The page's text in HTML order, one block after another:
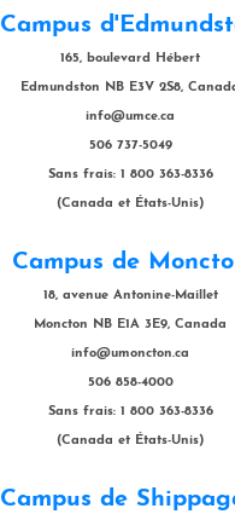
Campus
165, boulevard Hébert
Edmundston NB E3V 2S8,
info@umce.ca
506 737-5049
Sans frais: 1 800 363-8336
(Canada et États-Unis)
Campus de
18, avenue Antonine-Maillet
Moncton NB E1A 3E9, Canada
info@umoncton.ca
506 858-4000
Sans frais: 1 800 363-8336
(Canada et États-Unis)
Campus de